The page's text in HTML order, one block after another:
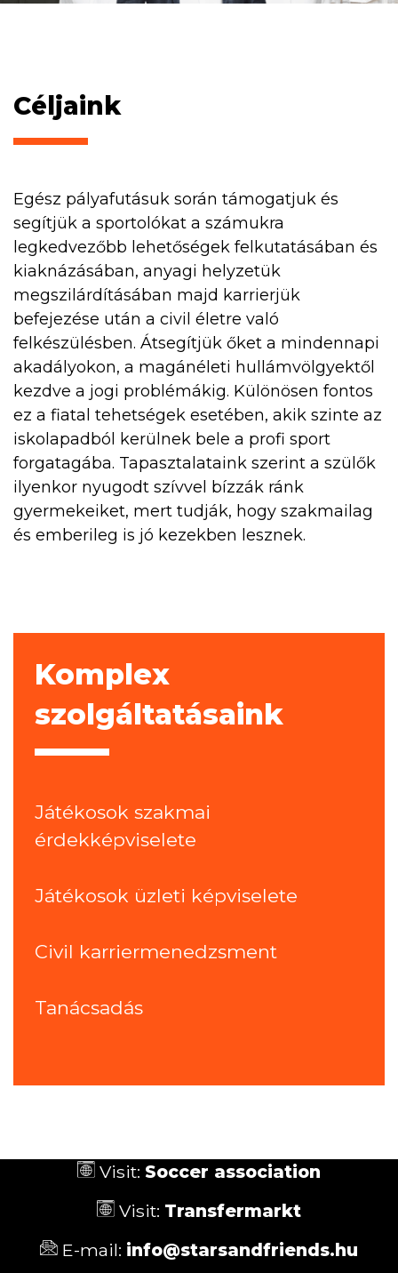
Céljaink
Egész pályafutásuk során támogatjuk és
segítjük a sportolókat a számukra
legkedvezőbb lehetőségek felkutatásában és
kiaknázásában, anyagi helyzetük
megszilárdításában majd karrierjük
befejezése után a civil életre való
felkészülésben. Átsegítjük őket a mindennapi
akadályokon, a magánéleti hullámvölgyektől
kezdve a jogi problémákig. Különösen fontos
ez a fiatal tehetségek esetében, akik szinte az
iskolapadból kerülnek bele a profi sport
forgatagába. Tapasztalataink szerint a szülők
ilyenkor nyugodt szívvel bízzák ránk
gyermekeiket, mert tudják, hogy szakmailag
és emberileg is jó kezekben lesznek.
Komplex
szolgáltatásaink
Játékosok szakmai
érdekképviselete
Játékosok üzleti képviselete
Civil karriermenedzsment
Tanácsadás
Visit: Soccer association
Visit: Transfermarkt
E-mail: info@starsandfriends.hu